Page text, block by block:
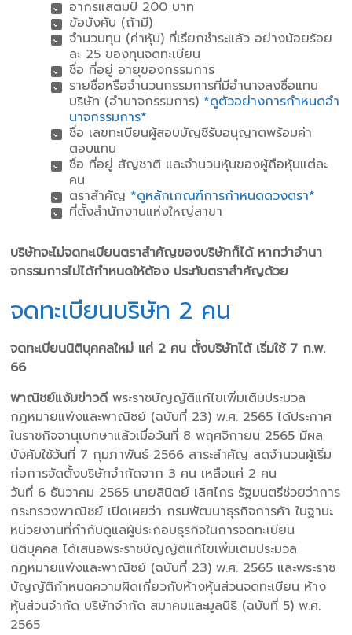
อากรแสตมป์ 200 บาท
ข้อบังคับ (ถ้ามี)
จํานวนทุน (ค่าหุ้น) ที่เรียกชําระแล้ว อย่างน้อยร้อย
ละ 25 ของทุนจดทะเบียน
ชื่อ ที่อยู่ อายุของกรรมการ
รายชื่อหรือจํานวนกรรมการที่มีอํานาจลงชื่อแทน
บริษัท (อํานาจกรรมการ) *ดูตัวอย่างการกําหนดอํา
นาจกรรมการ*
ชื่อ เลขทะเบียนผู้สอบบัญชีรับอนุญาตพร้อมค่า
ตอบแทน
ชื่อ ที่อยู่ สัญชาติ และจํานวนหุ้นของผู้ถือหุ้นแต่ละ
คน
ตราสําคัญ *ดูหลักเกณฑ์การกําหนดดวงตรา*
ที่ตั้งสํานักงานแห่งใหญ่สาขา
บริษัทจะไม่จดทะเบียนตราสําคัญของบริษัทก็ได้ หากว่าอํานา
จกรรมการไม่ได้กําหนดให้ต้อง ประทับตราสําคัญด้วย
จดทะเบียนบริษัท 2 คน
จดทะเบียนนิติบุคคลใหม่ แค่ 2 คน ตั้งบริษัทได้ เริ่มใช้ 7 ก.พ.
66
พาณิชย์แง้มข่าวดีพระราชบัญญัติแก้ไขเพิ่มเติมประมวล
กฎหมายแพ่งและพาณิชย์ (ฉบับที่ 23) พ.ศ. 2565 ได้ประกาศ
ในราชกิจจานุเบกษาแล้วเมื่อวันที่ 8 พฤศจิกายน 2565 มีผล
บังคับใช้วันที่ 7 กุมภาพันธ์ 2566 สาระสำคัญ ลดจำนวนผู้เริ่ม
ก่อการจัดตั้งบริษัทจำกัดจาก 3 คน เหลือแค่ 2 คน
วันที่ 6 ธันวาคม 2565 นายสินิตย์ เลิศไกร รัฐมนตรีช่วยว่าการ
กระทรวงพาณิชย์ เปิดเผยว่า กรมพัฒนาธุรกิจการค้า ในฐานะ
หน่วยงานที่กำกับดูแลผู้ประกอบธุรกิจในการจดทะเบียน
นิติบุคคล ได้เสนอพระราชบัญญัติแก้ไขเพิ่มเติมประมวล
กฎหมายแพ่งและพาณิชย์ (ฉบับที่ 23) พ.ศ. 2565 และพระราช
บัญญัติกำหนดความผิดเกี่ยวกับห้างหุ้นส่วนจดทะเบียน ห้าง
หุ้นส่วนจำกัด บริษัทจำกัด สมาคมและมูลนิธิ (ฉบับที่ 5) พ.ศ.
2565